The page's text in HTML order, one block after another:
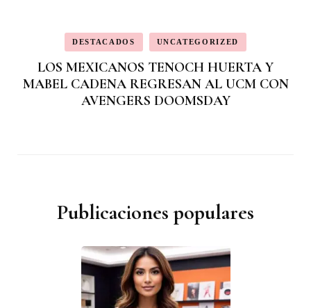
DESTACADOS UNCATEGORIZED
LOS MEXICANOS TENOCH HUERTA Y
MABEL CADENA REGRESAN AL UCM CON
AVENGERS DOOMSDAY
Publicaciones populares